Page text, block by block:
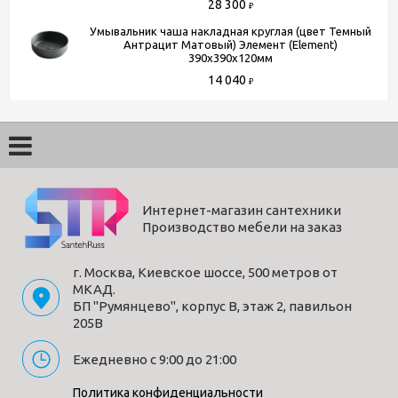
28 300 ₽
Умывальник чаша накладная круглая (цвет Темный
Антрацит Матовый) Элемент (Element)
390x390x120мм
14 040 ₽
Интернет-магазин сантехники
Производство мебели на заказ
г. Москва, Киевское шоссе, 500 метров от
МКАД.
БП "Румянцево", корпус В, этаж 2, павильон
205В
Ежедневно с 9:00 до 21:00
Политика конфиденциальности